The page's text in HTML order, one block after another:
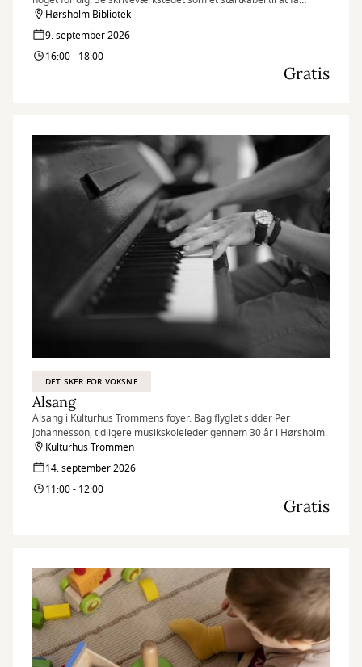
skrevet mere.
Hørsholm Bibliotek
9. september 2026
16:00 - 18:00
Gratis
DET SKER FOR VOKSNE
Alsang
Alsang i Kulturhus Trommens foyer. Bag flyglet sidder Per
Johannesson, tidligere musikskoleleder gennem 30 år i Hørsholm.
Kulturhus Trommen
14. september 2026
11:00 - 12:00
Gratis